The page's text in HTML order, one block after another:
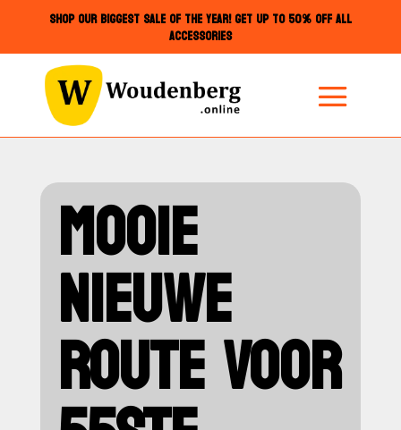
SHOP OUR BIGGEST SALE OF THE YEAR! GET UP TO 50% OFF ALL
ACCESSORIES
MOOIE
NIEUWE
ROUTE VOOR